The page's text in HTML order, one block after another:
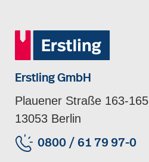
Erstling GmbH
Plauener Straße 163-165
13053 Berlin
0800 / 61 79 97-0